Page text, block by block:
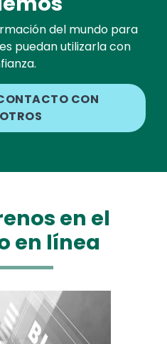
del mundo para
puedan utilizarla con
CON
en el
en línea